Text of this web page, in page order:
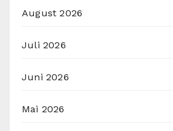
August 2026
Juli 2026
Juni 2026
Mai 2026